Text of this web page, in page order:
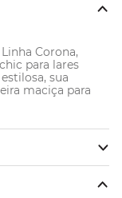
Corona,
para lares
sua
maciça para